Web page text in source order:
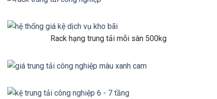
Rack hạng trung tải mỗi sàn 500kg